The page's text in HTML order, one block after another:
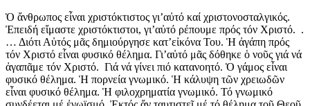
Ὁ ἄνθρωπος εἶναι χριστόκτιστος γι’αὐτό καί χριστονοσταλγικός.
Ἐπειδή εἴμαστε χριστόκτιστοι, γι’αὐτό ρέπουμε πρός τόν Χριστό. .
… Διότι Αὐτός μᾶς δημιούργησε κατ’εἰκόνα Του. Ἡ ἀγάπη πρός
τόν Χριστό εἶναι φυσικό θέλημα. Γι’αὐτό μᾶς δόθηκε ὁ νοῦς γιά νά
ἀγαπᾶμε τόν Χριστό. Γιά νά γίνει πιό κατανοητό. Ὁ γάμος εἶναι
φυσικό θέλημα. Ἡ πορνεία γνωμικό. Ἡ κάλυψη τῶν χρειωδῶν
εἶναι φυσικό θέλημα. Ἡ φιλοχρηματία γνωμικό. Τό γνωμικό